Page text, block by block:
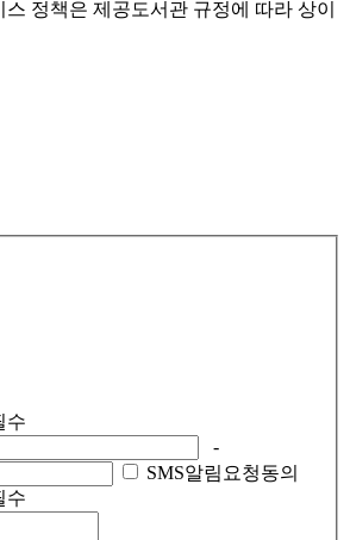
정책은 제공도서관 규정에 따라 상이
-
SMS알림요청동의